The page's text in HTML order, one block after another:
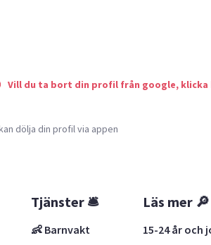
Vill du ta bort din profil från google, klicka
dölja din profil via appen
Tjänster 🛎
👶 Barnvakt
Läs mer 🔎
15-24 år och